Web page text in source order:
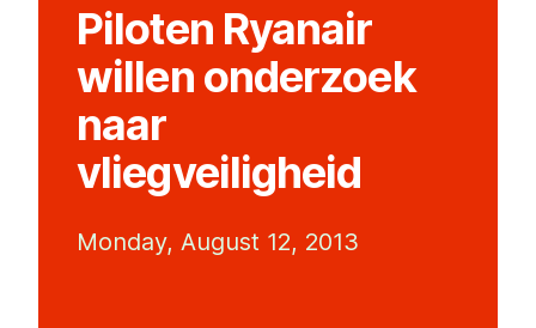
Piloten Ryanair
willen onderzoek
naar
vliegveiligheid
Monday, August 12, 2013